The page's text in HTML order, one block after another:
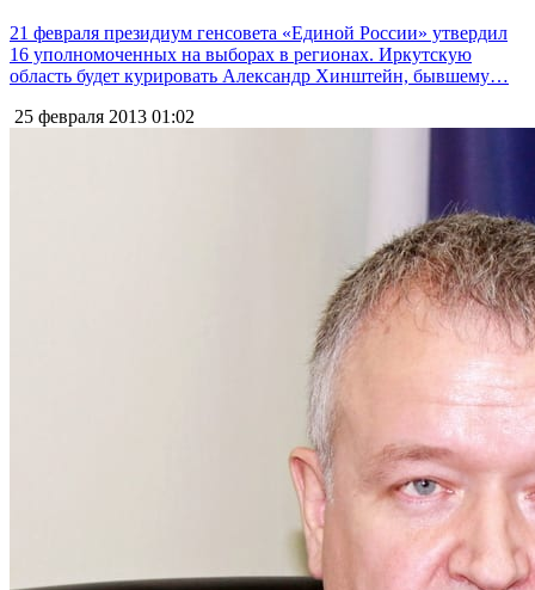
21 февраля президиум генсовета «Единой России» утвердил
16 уполномоченных на выборах в регионах. Иркутскую
область будет курировать Александр Хинштейн, бывшему…
25 февраля 2013 01:02